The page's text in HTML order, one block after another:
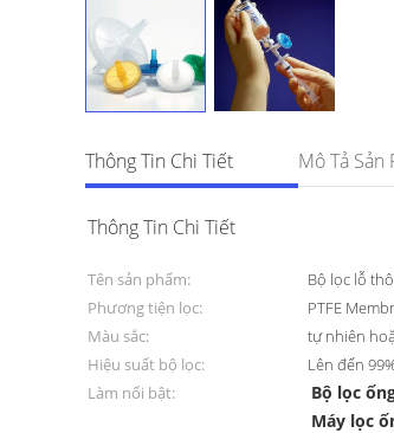
Thông Tin Chi Tiết Mô Tả Sản
Thông Tin Chi Tiết
Tên sản phẩm: Bộ lọc lỗ
Phương tiện lọc:
PTFE
Màu sắc:
tự nhiên
Hiệu suất bộ lọc:
Lên đến
Làm nổi bật:
Bộ lọc
Máy lọc